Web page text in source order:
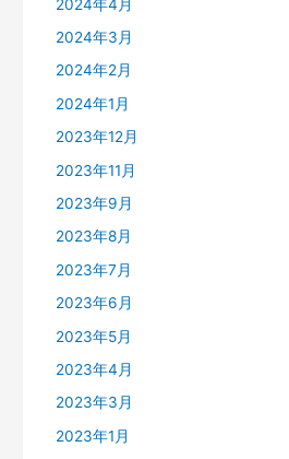
2024年4月
2024年3月
2024年2月
2024年1月
2023年12月
2023年11月
2023年9月
2023年8月
2023年7月
2023年6月
2023年5月
2023年4月
2023年3月
2023年1月